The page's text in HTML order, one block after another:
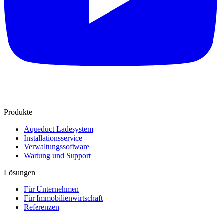
Produkte
Aqueduct Ladesystem
Installationsservice
Verwaltungssoftware
Wartung und Support
Lösungen
Für Unternehmen
Für Immobilienwirtschaft
Referenzen